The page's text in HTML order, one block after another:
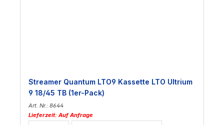
Streamer Quantum LTO9 Kassette LTO Ultrium
9 18/45 TB (1er-Pack)
Art. Nr.: 8644
Lieferzeit: Auf Anfrage